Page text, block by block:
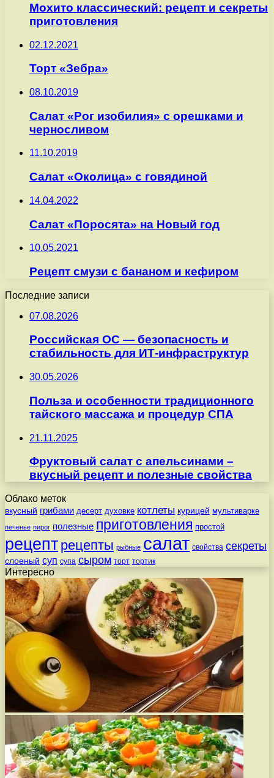
Мохито классический: рецепт и секреты
приготовления
02.12.2021
Торт «Зебра»
08.10.2019
Салат «Рог изобилия» с орешками и
черносливом
11.10.2019
Салат «Околица» с говядиной
14.04.2022
Салат «Поросята» на Новый год
10.05.2021
Рецепт смузи с бананом и кефиром
Последние записи
07.08.2026
Российская ОС — безопасность и
стабильность для ИТ-инфраструктур
30.05.2026
Польза и особенности традиционного
тайского массажа и процедур СПА
21.11.2025
Фруктовый салат с апельсинами –
вкусный рецепт и полезные свойства
Облако меток
вкусный грибами десерт духовке котлеты курицей мультиварке
печенье пирог полезные приготовления простой
рецепт рецепты рыбные салат свойства секреты
слоеный суп супа сыром торт тортик
Интересно